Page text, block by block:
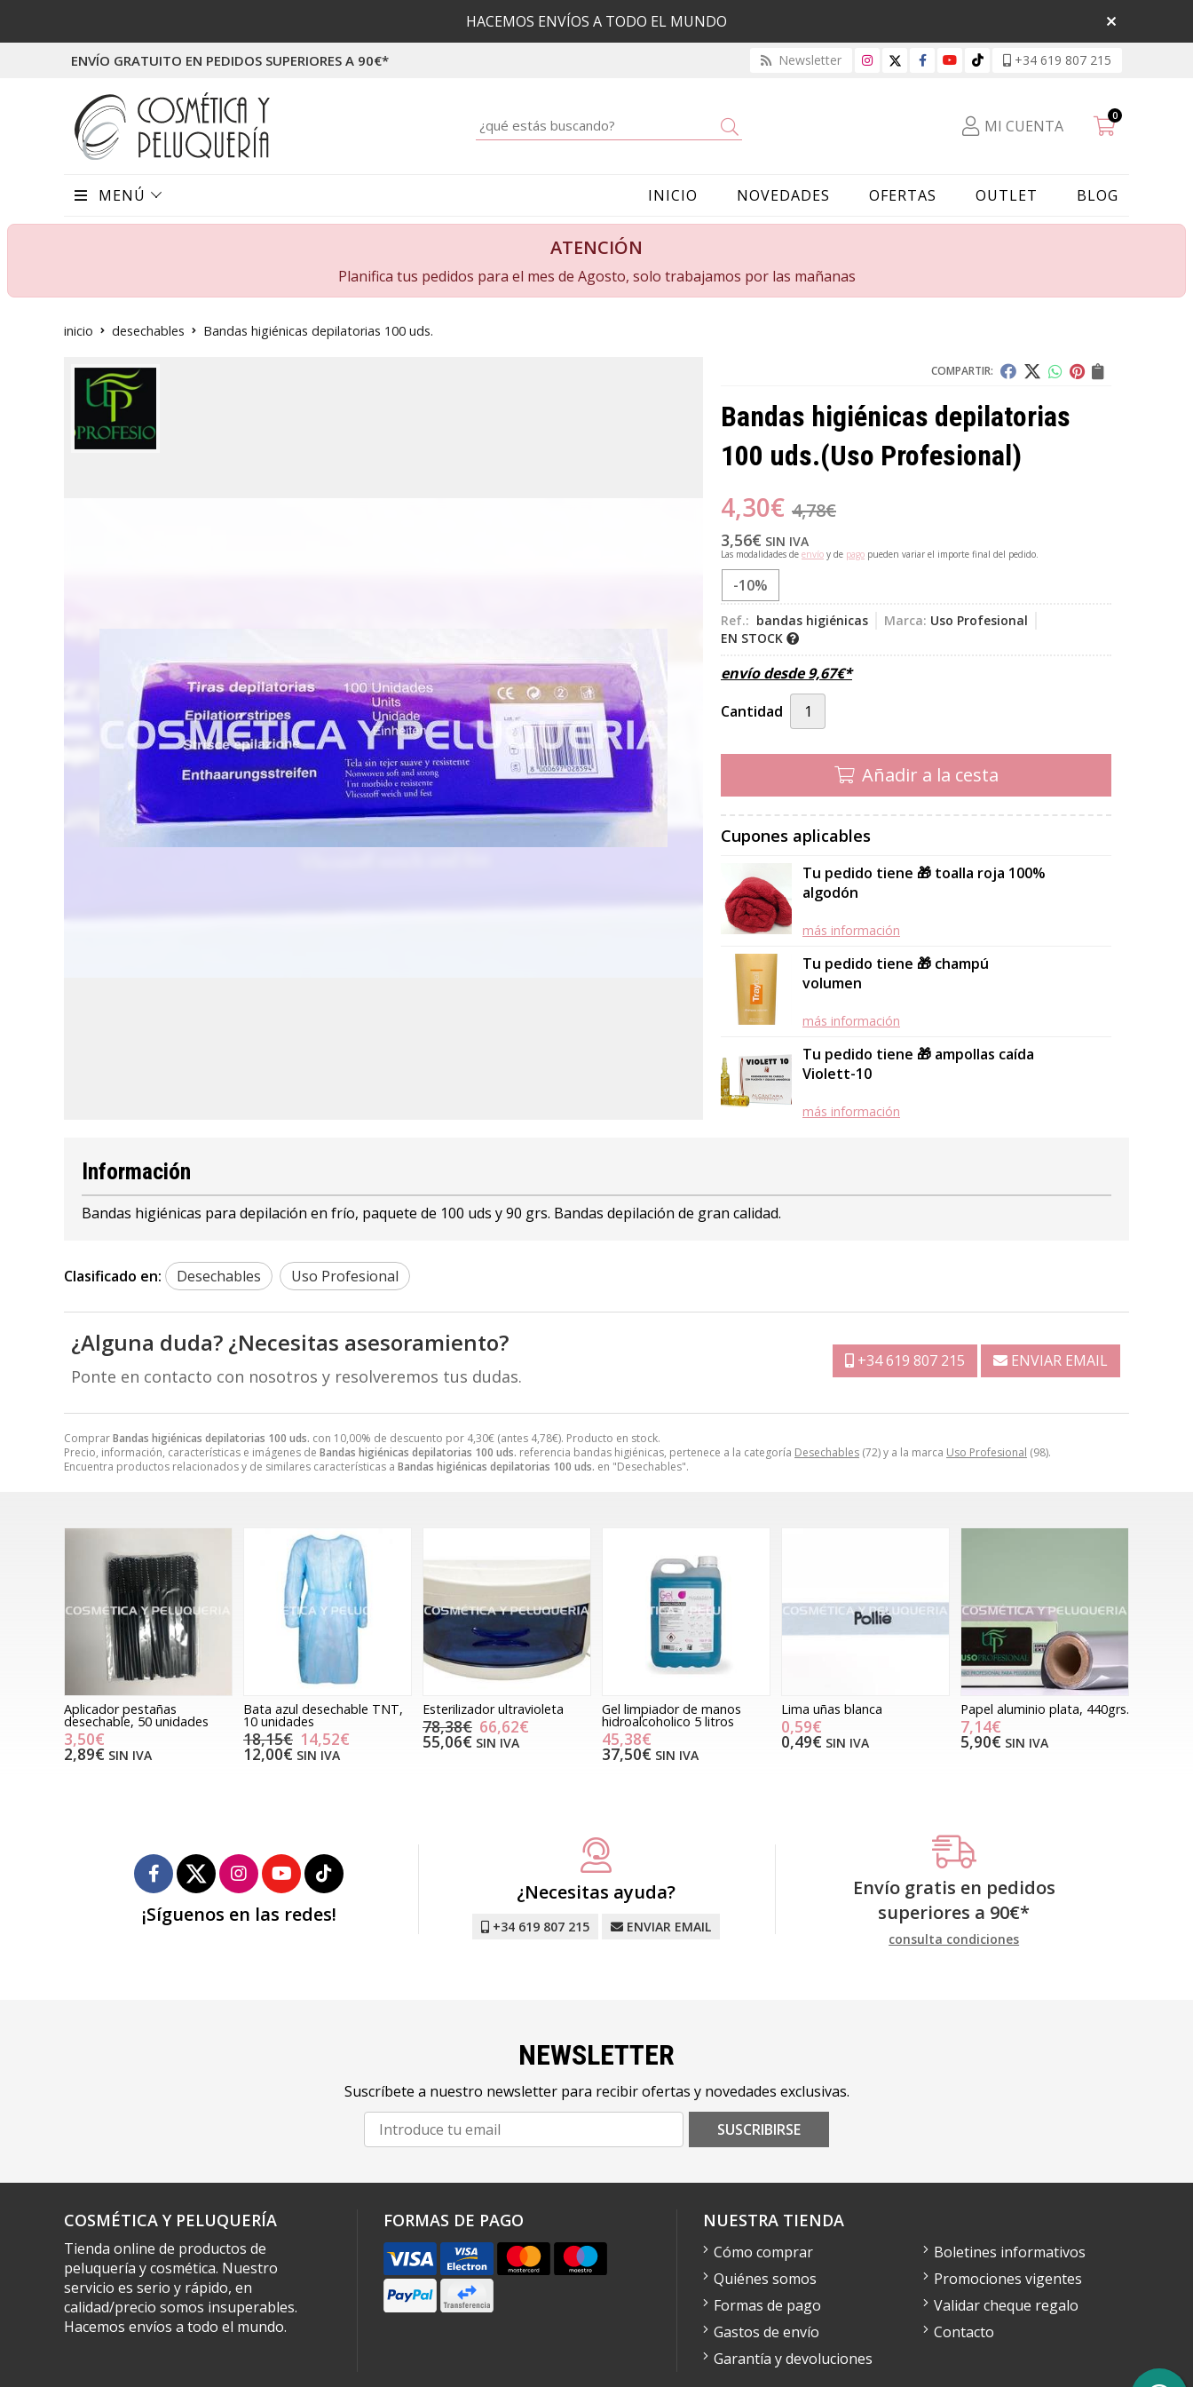
HACEMOS ENVÍOS A TODO EL MUNDO
ENVÍO GRATUITO EN PEDIDOS SUPERIORES A 90€* Newsletter +34 619 807 215
MI CUENTA
0
MENÚ INICIO NOVEDADES OFERTAS OUTLET BLOG
ATENCIÓN
Planifica tus pedidos para el mes de Agosto, solo trabajamos por las mañanas
inicio desechables Bandas higiénicas depilatorias 100 uds.
COMPARTIR:
Bandas higiénicas depilatorias
100 uds.(Uso Profesional)
4,30€ 4,78€
3,56€ SIN IVA
Las modalidades de envío y de pago pueden variar el importe final del pedido.
-10%
Ref.: bandas higiénicas Marca: Uso Profesional
EN STOCK
envío desde9,67€*
Cantidad
Añadir a la cesta
Cupones aplicables
Tu pedido tiene 🎁 toalla roja 100%
algodón
más información
Tu pedido tiene 🎁 champú
volumen
más información
Tu pedido tiene 🎁 ampollas caída
Violett-10
más información
ComprarBandas higiénicas depilatorias 100 uds. con 10,00% de descuento por 4,30€ (antes 4,78€). Producto en stock.
Precio, información, características e imágenes de Bandas higiénicas depilatorias 100 uds. referencia bandas higiénicas, pertenece a la categoría Desechables (72) y a la marca Uso Profesional (98).
Encuentra productos relacionados y de similares características a Bandas higiénicas depilatorias 100 uds. en "Desechables".
Información
Bandas higiénicas para depilación en frío, paquete de 100 uds y 90 grs. Bandas depilación de gran calidad.
Clasificado en: Desechables Uso Profesional
¿Alguna duda? ¿Necesitas asesoramiento?
Ponte en contacto con nosotros y resolveremos tus dudas.
+34 619 807 215 ENVIAR EMAIL
Aplicador pestañas
desechable, 50 unidades
3,50€
2,89€ SIN IVA
Bata azul desechable TNT,
10 unidades
18,15€ 14,52€
12,00€ SIN IVA
Esterilizador ultravioleta
78,38€ 66,62€
55,06€ SIN IVA
Gel limpiador de manos
hidroalcoholico 5 litros
45,38€
37,50€ SIN IVA
Lima uñas blanca
0,59€
0,49€ SIN IVA
Papel aluminio plata, 440grs.
7,14€
5,90€ SIN IVA
¡Síguenos en las redes!
¿Necesitas ayuda?
+34 619 807 215 ENVIAR EMAIL
Envío gratis en pedidos
superiores a 90€*
consulta condiciones
NEWSLETTER
Suscríbete a nuestro newsletter para recibir ofertas y novedades exclusivas.
SUSCRIBIRSE
COSMÉTICA Y PELUQUERÍA
Tienda online de productos de
peluquería y cosmética. Nuestro
servicio es serio y rápido, en
calidad/precio somos insuperables.
Hacemos envíos a todo el mundo.
FORMAS DE PAGO NUESTRA TIENDA
Cómo comprar
Quiénes somos
Formas de pago
Gastos de envío
Garantía y devoluciones
Boletines informativos
Promociones vigentes
Validar cheque regalo
Contacto